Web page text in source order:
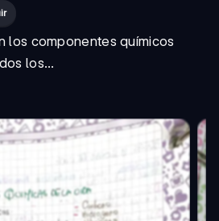
los componentes químicos
los...